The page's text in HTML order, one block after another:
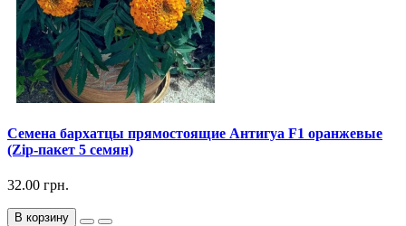
Семена бархатцы прямостоящие Антигуа F1 оранжевые
(Zip-пакет 5 семян)
32.00 грн.
В корзину